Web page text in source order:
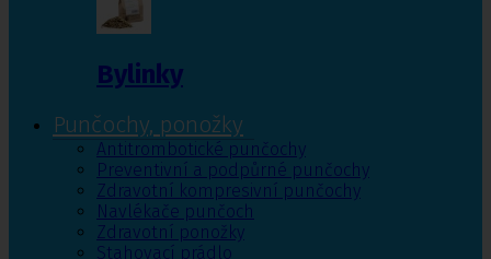
Bylinky
Punčochy, ponožky
Antitrombotické punčochy
Preventivní a podpůrné punčochy
Zdravotní kompresivní punčochy
Navlékače punčoch
Zdravotní ponožky
Stahovací prádlo